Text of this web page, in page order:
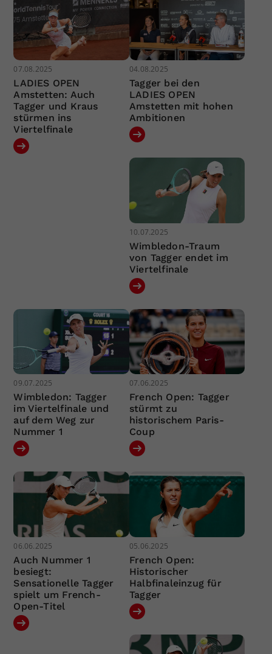
07.08.2025
LADIES OPEN
Amstetten: Auch
Tagger und Kraus
stürmen ins
Viertelfinale
04.08.2025
Tagger bei den
LADIES OPEN
Amstetten mit hohen
Ambitionen
10.07.2025
Wimbledon-Traum
von Tagger endet im
Viertelfinale
09.07.2025
Wimbledon: Tagger
im Viertelfinale und
auf dem Weg zur
Nummer 1
07.06.2025
French Open: Tagger
stürmt zu
historischem Paris-
Coup
06.06.2025
Auch Nummer 1
besiegt:
Sensationelle Tagger
spielt um French-
Open-Titel
05.06.2025
French Open:
Historischer
Halbfinaleinzug für
Tagger